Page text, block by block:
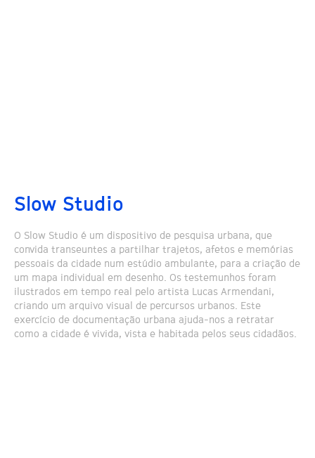
Slow Studio
O Slow Studio é um dispositivo de pesquisa urbana, que
convida transeuntes a partilhar trajetos, afetos e memórias
pessoais da cidade num estúdio ambulante, para a criação de
um mapa individual em desenho. Os testemunhos foram
ilustrados em tempo real pelo artista Lucas Armendani,
criando um arquivo visual de percursos urbanos. Este
exercício de documentação urbana ajuda-nos a retratar
como a cidade é vivida, vista e habitada pelos seus cidadãos.